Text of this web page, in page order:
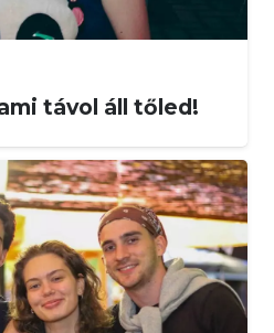
távol áll tőled!